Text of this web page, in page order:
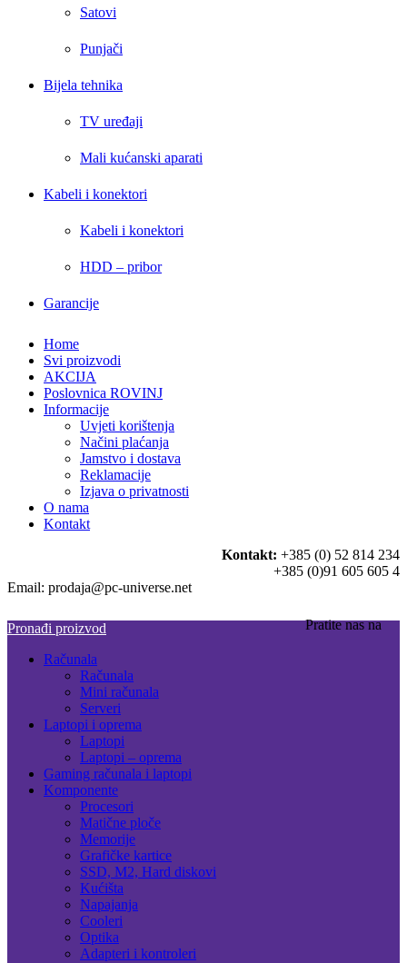
Satovi
Punjači
Bijela tehnika
TV uređaji
Mali kućanski aparati
Kabeli i konektori
Kabeli i konektori
HDD – pribor
Garancije
Home
Svi proizvodi
AKCIJA
Poslovnica ROVINJ
Informacije
Uvjeti korištenja
Načini plaćanja
Jamstvo i dostava
Reklamacije
Izjava o privatnosti
O nama
Kontakt
Kontakt: +385 (0) 52 814 234
+385 (0)91 605 605 4
Email: prodaja@pc-universe.net
Pratite nas na
Pronađi proizvod
Računala
Računala
Mini računala
Serveri
Laptopi i oprema
Laptopi
Laptopi – oprema
Gaming računala i laptopi
Komponente
Procesori
Matične ploče
Memorije
Grafičke kartice
SSD, M2, Hard diskovi
Kućišta
Napajanja
Cooleri
Optika
Adapteri i kontroleri